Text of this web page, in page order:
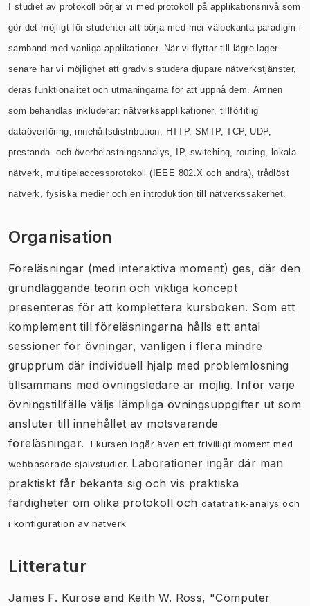
I studiet av protokoll börjar vi med protokoll på applikationsnivå som
gör det möjligt för studenter att börja med mer välbekanta paradigm i
samband med vanliga applikationer. När vi flyttar till lägre lager
senare har vi möjlighet att gradvis studera djupare nätverkstjänster,
deras funktionalitet och utmaningarna för att uppnå dem. Ämnen
som behandlas inkluderar: nätverksapplikationer, tillförlitlig
dataöverföring, innehållsdistribution, HTTP, SMTP, TCP, UDP,
prestanda- och överbelastningsanalys, IP, switching, routing, lokala
nätverk, multipelaccessprotokoll (IEEE 802.X och andra), trådlöst
nätverk, fysiska medier och en introduktion till nätverkssäkerhet.
Organisation
Föreläsningar (med interaktiva moment) ges, där den
grundläggande teorin och viktiga koncept
presenteras för att komplettera kursboken. Som ett
komplement till föreläsningarna hålls ett antal
sessioner för övningar, vanligen i flera mindre
grupprum där individuell hjälp med problemlösning
tillsammans med övningsledare är möjlig. Inför varje
övningstillfälle väljs lämpliga övningsuppgifter ut som
ansluter till innehållet av motsvarande
föreläsningar.
I kursen ingår även ett frivilligt moment med
webbaserade självstudier. Laborationer ingår där man
praktiskt får bekanta sig och vis praktiska
färdigheter om olika protokoll och datatrafik-analys och
i konfiguration av nätverk.
Litteratur
James F. Kurose and Keith W. Ross, "Computer